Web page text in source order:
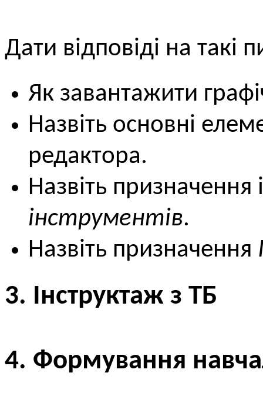
Дати відповіді на такі
Як завантажити
Назвіть основні
редактора.
Назвіть призначення
інструментів.
Назвіть призначення
3. Інструктаж з ТБ
4. Формування